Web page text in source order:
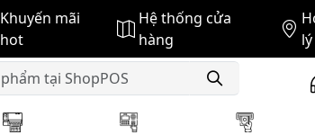
Khuyến mãi
hot
Hệ thống cửa
hàng
lý
Máy in mã vạch Godex EZ520+ [203DPI
GIÁ BÁN :
5.310.000vnđ